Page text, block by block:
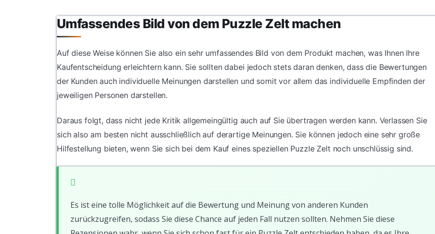
Umfassendes Bild von dem Puzzle Zelt machen
Auf diese Weise können Sie also ein sehr umfassendes Bild von dem Produkt machen, was Ihnen Ihre
Kaufentscheidung erleichtern kann. Sie sollten dabei jedoch stets daran denken, dass die Bewertungen
der Kunden auch individuelle Meinungen darstellen und somit vor allem das individuelle Empfinden der
jeweiligen Personen darstellen.
Daraus folgt, dass nicht jede Kritik allgemeingültig auch auf Sie übertragen werden kann. Verlassen Sie
sich also am besten nicht ausschließlich auf derartige Meinungen. Sie können jedoch eine sehr große
Hilfestellung bieten, wenn Sie sich bei dem Kauf eines speziellen Puzzle Zelt noch unschlüssig sind.
Es ist eine tolle Möglichkeit auf die Bewertung und Meinung von anderen Kunden
zurückzugreifen, sodass Sie diese Chance auf jeden Fall nutzen sollten. Nehmen Sie diese